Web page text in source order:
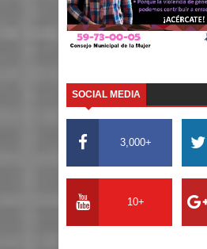
SOCIAL MEDIA
3,000+
10+